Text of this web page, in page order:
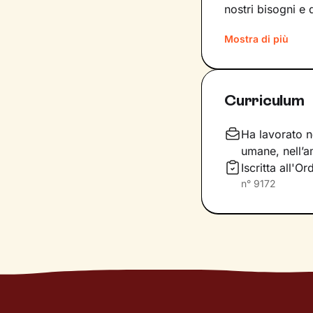
nostri bisogni e
Il nostro
per
ciò che senti e
prefiggi.
Mostra di più
Curriculum
Ha lavorato
umane,
Iscritta
n° 9172